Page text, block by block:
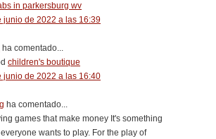
in parkersburg wv
junio de 2022 a las 16:39
ha comentado...
children's boutique
junio de 2022 a las 16:40
ha comentado...
games that make money It's something
wants to play. For the play of